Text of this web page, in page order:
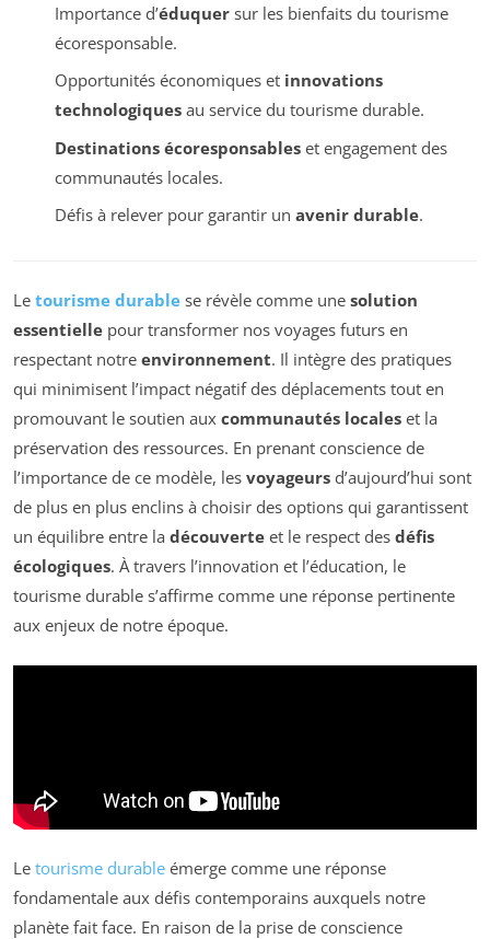
Importance d’éduquersur les bienfaits du tourisme
écoresponsable.
Opportunités économiques et innovations
technologiquesau service du tourisme durable.
Destinations écoresponsableset engagement des
communautés locales.
Défis à relever pour garantir un avenir durable.
Le tourisme durable se révèle comme une solution
essentielle pour transformer nos voyages futurs en
respectant notre environnement. Il intègre des pratiques
qui minimisent l’impact négatif des déplacements tout en
promouvant le soutien aux communautés locales et la
préservation des ressources. En prenant conscience de
l’importance de ce modèle, les voyageurs d’aujourd’hui sont
de plus en plus enclins à choisir des options qui garantissent
un équilibre entre la découverte et le respect des défis
écologiques. À travers l’innovation et l’éducation, le
tourisme durable s’affirme comme une réponse pertinente
aux enjeux de notre époque.
Le tourisme durable émerge comme une réponse
fondamentale aux défis contemporains auxquels notre
planète fait face. En raison de la prise de conscience